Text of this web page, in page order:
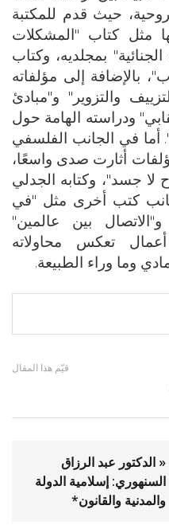
حيث قدم للمكتبة
مثل كتاب "المشكلات
بمجلديه، وكتاب
بالإضافة إلى مؤلفاته
والتزوير" و"مبادئ
ودراسته الهامة حول
أما في الجانب الفلسفي
أثارت صدى واسعًا،
لا جسد"، وكتابه الجدلي
كتب أخرى مثل "في
و"الاتصال بين عالمين"
تعكس محاولاته
وما وراء الطبيعة.
قيّم هذا المقال
« الدكتور عبد الرزاق
السنهوري: إسلامية الدولة
والمدنية والقانون*